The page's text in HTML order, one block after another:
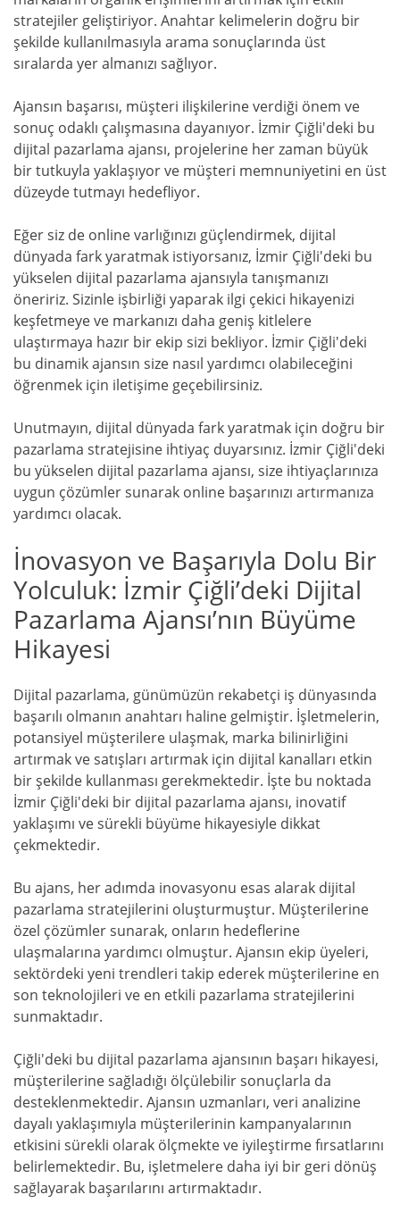
stratejiler geliştiriyor. Anahtar kelimelerin doğru bir
şekilde kullanılmasıyla arama sonuçlarında üst
sıralarda yer almanızı sağlıyor.
Ajansın başarısı, müşteri ilişkilerine verdiği önem ve
sonuç odaklı çalışmasına dayanıyor. İzmir Çiğli'deki bu
dijital pazarlama ajansı, projelerine her zaman büyük
bir tutkuyla yaklaşıyor ve müşteri memnuniyetini en üst
düzeyde tutmayı hedefliyor.
Eğer siz de online varlığınızı güçlendirmek, dijital
dünyada fark yaratmak istiyorsanız, İzmir Çiğli'deki bu
yükselen dijital pazarlama ajansıyla tanışmanızı
öneririz. Sizinle işbirliği yaparak ilgi çekici hikayenizi
keşfetmeye ve markanızı daha geniş kitlelere
ulaştırmaya hazır bir ekip sizi bekliyor. İzmir Çiğli'deki
bu dinamik ajansın size nasıl yardımcı olabileceğini
öğrenmek için iletişime geçebilirsiniz.
Unutmayın, dijital dünyada fark yaratmak için doğru bir
pazarlama stratejisine ihtiyaç duyarsınız. İzmir Çiğli'deki
bu yükselen dijital pazarlama ajansı, size ihtiyaçlarınıza
uygun çözümler sunarak online başarınızı artırmanıza
yardımcı olacak.
İnovasyon ve Başarıyla Dolu Bir
Yolculuk: İzmir Çiğli’deki Dijital
Pazarlama Ajansı’nın Büyüme
Hikayesi
Dijital pazarlama, günümüzün rekabetçi iş dünyasında
başarılı olmanın anahtarı haline gelmiştir. İşletmelerin,
potansiyel müşterilere ulaşmak, marka bilinirliğini
artırmak ve satışları artırmak için dijital kanalları etkin
bir şekilde kullanması gerekmektedir. İşte bu noktada
İzmir Çiğli'deki bir dijital pazarlama ajansı, inovatif
yaklaşımı ve sürekli büyüme hikayesiyle dikkat
çekmektedir.
Bu ajans, her adımda inovasyonu esas alarak dijital
pazarlama stratejilerini oluşturmuştur. Müşterilerine
özel çözümler sunarak, onların hedeflerine
ulaşmalarına yardımcı olmuştur. Ajansın ekip üyeleri,
sektördeki yeni trendleri takip ederek müşterilerine en
son teknolojileri ve en etkili pazarlama stratejilerini
sunmaktadır.
Çiğli'deki bu dijital pazarlama ajansının başarı hikayesi,
müşterilerine sağladığı ölçülebilir sonuçlarla da
desteklenmektedir. Ajansın uzmanları, veri analizine
dayalı yaklaşımıyla müşterilerinin kampanyalarının
etkisini sürekli olarak ölçmekte ve iyileştirme fırsatlarını
belirlemektedir. Bu, işletmelere daha iyi bir geri dönüş
sağlayarak başarılarını artırmaktadır.